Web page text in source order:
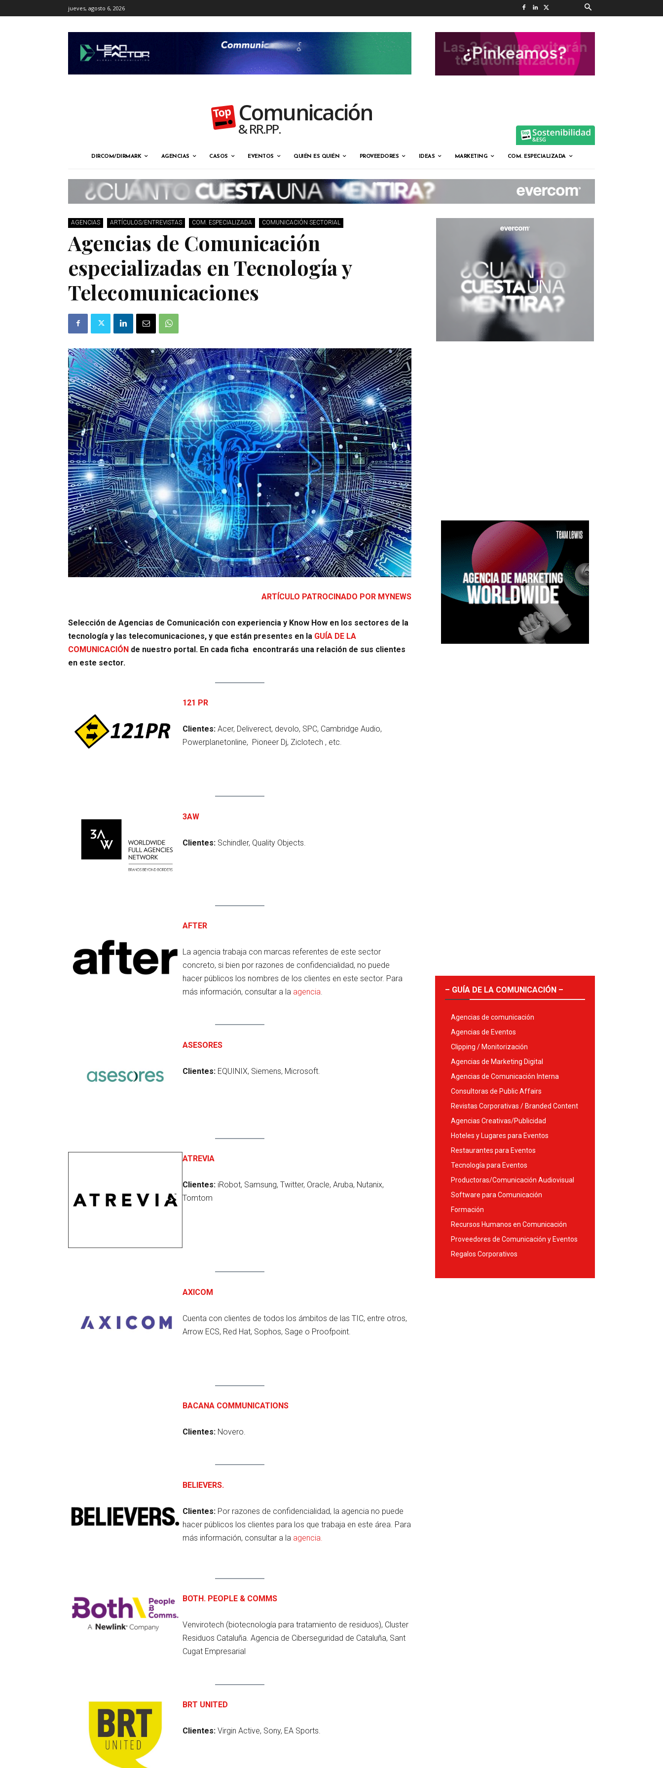
jueves, agosto 6, 2026
Comunicación
& RR.PP.
DIRCOM/DIRMARK AGENCIAS CASOS EVENTOS QUIÉN ES QUIÉN PROVEEDORES IDEAS MARKETING COM. ESPECIALIZADA
AGENCIAS ARTÍCULOS/ENTREVISTAS COM. ESPECIALIZADA COMUNICACIÓN SECTORIAL
Agencias de Comunicación
especializadas en Tecnología y
Telecomunicaciones
ARTÍCULO PATROCINADO POR MYNEWS
Selección de Agencias de Comunicación con experiencia y Know How en los sectores de la
tecnología y las telecomunicaciones, y que están presentes en la GUÍA DE LA
COMUNICACIÓN de nuestro portal. En cada ficha encontrarás una relación de sus clientes
en este sector.
121 PR
Clientes: Acer, Deliverect, devolo, SPC, Cambridge Audio,
Powerplanetonline, Pioneer Dj, Ziclotech , etc.
3AW
Clientes: Schindler, Quality Objects.
AFTER
La agencia trabaja con marcas referentes de este sector
concreto, si bien por razones de confidencialidad, no puede
hacer públicos los nombres de los clientes en este sector. Para
más información, consultar a la agencia.
ASESORES
Clientes:EQUINIX, Siemens, Microsoft.
ATREVIA
Clientes: iRobot, Samsung, Twitter, Oracle, Aruba, Nutanix,
Tomtom
AXICOM
Cuenta con clientes de todos los ámbitos de las TIC, entre otros,
Arrow ECS, Red Hat, Sophos, Sage o Proofpoint.
BACANA COMMUNICATIONS
Clientes: Novero.
BELIEVERS.
Clientes: Por razones de confidencialidad, la agencia no puede
hacer públicos los clientes para los que trabaja en este área. Para
más información, consultar a la agencia.
BOTH. PEOPLE & COMMS
Venvirotech (biotecnología para tratamiento de residuos), Cluster
Residuos Cataluña. Agencia de Ciberseguridad de Cataluña, Sant
Cugat Empresarial
BRT UNITED
Clientes: Virgin Active, Sony, EA Sports.
– GUÍA DE LA COMUNICACIÓN –
Agencias de comunicación
Agencias de Eventos
Clipping / Monitorización
Agencias de Marketing Digital
Agencias de Comunicación Interna
Consultoras de Public Affairs
Revistas Corporativas / Branded Content
Agencias Creativas/Publicidad
Hoteles y Lugares para Eventos
Restaurantes para Eventos
Tecnología para Eventos
Productoras/Comunicación Audiovisual
Software para Comunicación
Formación
Recursos Humanos en Comunicación
Proveedores de Comunicación y Eventos
Regalos Corporativos